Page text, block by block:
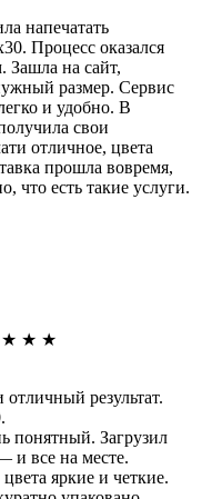
напечатать
Процесс оказался
Зашла на сайт,
размер. Сервис
и удобно. В
свои
отличное, цвета
прошла вовремя,
что есть такие услуги.
★ ★ ★
результат.
понятный. Загрузил
и все на месте.
яркие и четкие.